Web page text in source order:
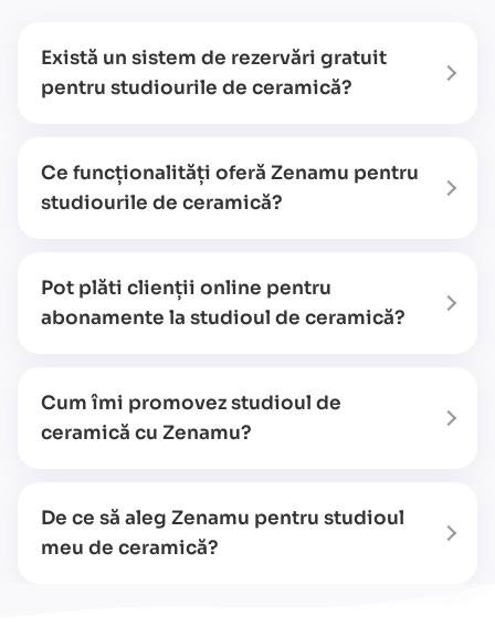
Există un sistem de rezervări gratuit
pentru studiourile de ceramică?
Ce funcționalități oferă Zenamu pentru
studiourile de ceramică?
Pot plăti clienții online pentru
abonamente la studioul de ceramică?
Cum îmi promovez studioul de
ceramică cu Zenamu?
De ce să aleg Zenamu pentru studioul
meu de ceramică?